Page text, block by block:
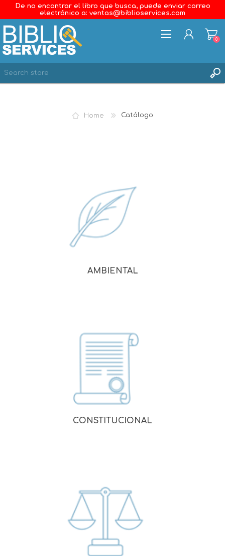
De no encontrar el libro que busca, puede enviar correo
electrónico a: ventas@biblioservices.com
0
Home Catálogo
AMBIENTAL
CONSTITUCIONAL